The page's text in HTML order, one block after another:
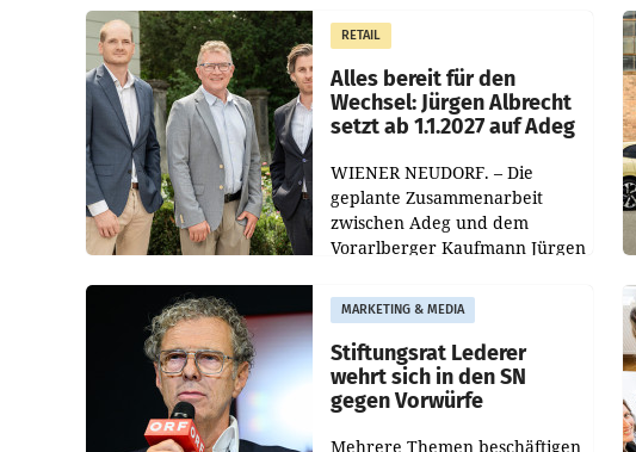
Müller die Initiative „Kreislauf-
Helden“ in allen
österreichischen Müller-Filialen
RETAIL
Alles bereit für den
Wechsel: Jürgen Albrecht
setzt ab 1.1.2027 auf Adeg
WIENER NEUDORF. – Die
geplante Zusammenarbeit
zwischen Adeg und dem
Vorarlberger Kaufmann Jürgen
freigegeben: Die
Bundeswettbewerbsbehörde
und der Bundeskartellanwalt
MARKETING & MEDIA
Stiftungsrat Lederer
wehrt sich in den SN
gegen Vorwürfe
Mehrere Themen beschäftigen